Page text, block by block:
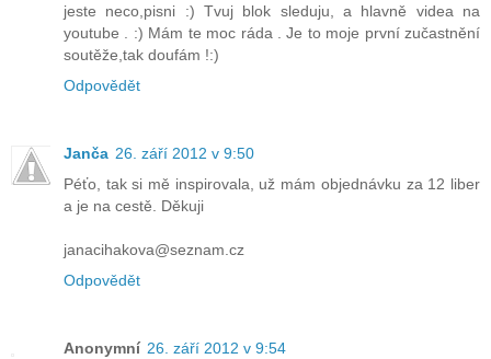
jeste neco,pisni :) Tvuj blok sleduju, a hlavně videa na
youtube . :) Mám te moc ráda . Je to moje první zučastnění
soutěže,tak doufám !:)
Odpovědět
Janča 26. září 2012 v 9:50
Péťo, tak si mě inspirovala, už mám objednávku za 12 liber
a je na cestě. Děkuji
janacihakova@seznam.cz
Odpovědět
Anonymní 26. září 2012 v 9:54